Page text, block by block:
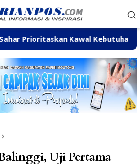
Kawal Kebutuhan Dasar
Uji Pertama